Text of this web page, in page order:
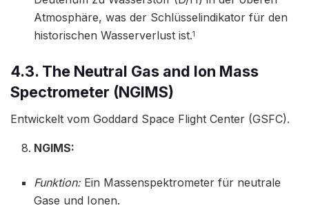
Atmosphäre, was der Schlüsselindikator für den
historischen Wasserverlust ist.1
4.3. The Neutral Gas and Ion Mass
Spectrometer (NGIMS)
Entwickelt vom Goddard Space Flight Center (GSFC).
NGIMS:
Funktion:Ein Massenspektrometer für neutrale
Gase und Ionen.